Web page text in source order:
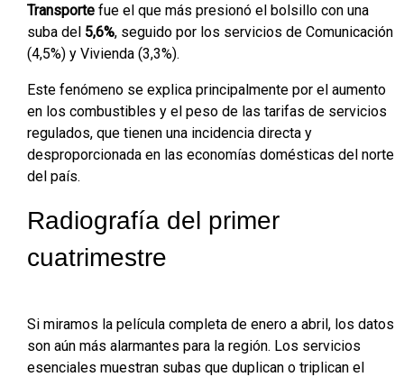
Transporte fue el que más presionó el bolsillo con una
suba del 5,6%, seguido por los servicios de Comunicación
(4,5%) y Vivienda (3,3%).
Este fenómeno se explica principalmente por el aumento
en los combustibles y el peso de las tarifas de servicios
regulados, que tienen una incidencia directa y
desproporcionada en las economías domésticas del norte
del país.
Radiografía del primer
cuatrimestre
Si miramos la película completa de enero a abril, los datos
son aún más alarmantes para la región. Los servicios
esenciales muestran subas que duplican o triplican el